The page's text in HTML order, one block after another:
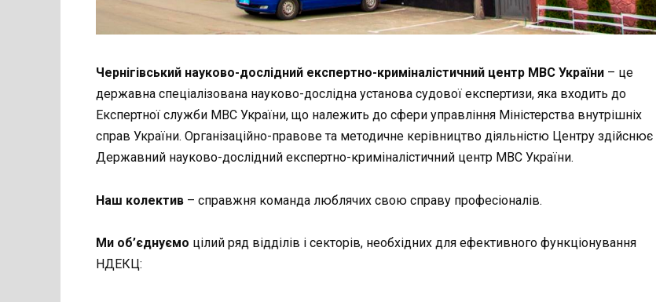
Чернігівський науково-дослідний експертно-криміналістичний центр МВС України – це
державна спеціалізована науково-дослідна установа судової експертизи, яка входить до
Експертної служби МВС України, що належить до сфери управління Міністерства внутрішніх
справ України. Організаційно-правове та методичне керівництво діяльністю Центру здійснює
Державний науково-дослідний експертно-криміналістичний центр МВС України.
Наш колектив – справжня команда люблячих свою справу професіоналів.
Ми об’єднуємо цілий ряд відділів і секторів, необхідних для ефективного функціонування
НДЕКЦ: